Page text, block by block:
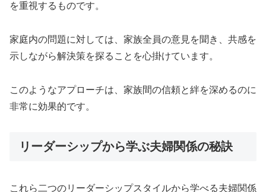
を重視するものです。
家庭内の問題に対しては、家族全員の意見を聞き、共感を
示しながら解決策を探ることを心掛けています。
このようなアプローチは、家族間の信頼と絆を深めるのに
非常に効果的です。
リーダーシップから学ぶ夫婦関係の秘訣
これら二つのリーダーシップスタイルから学べる夫婦関係